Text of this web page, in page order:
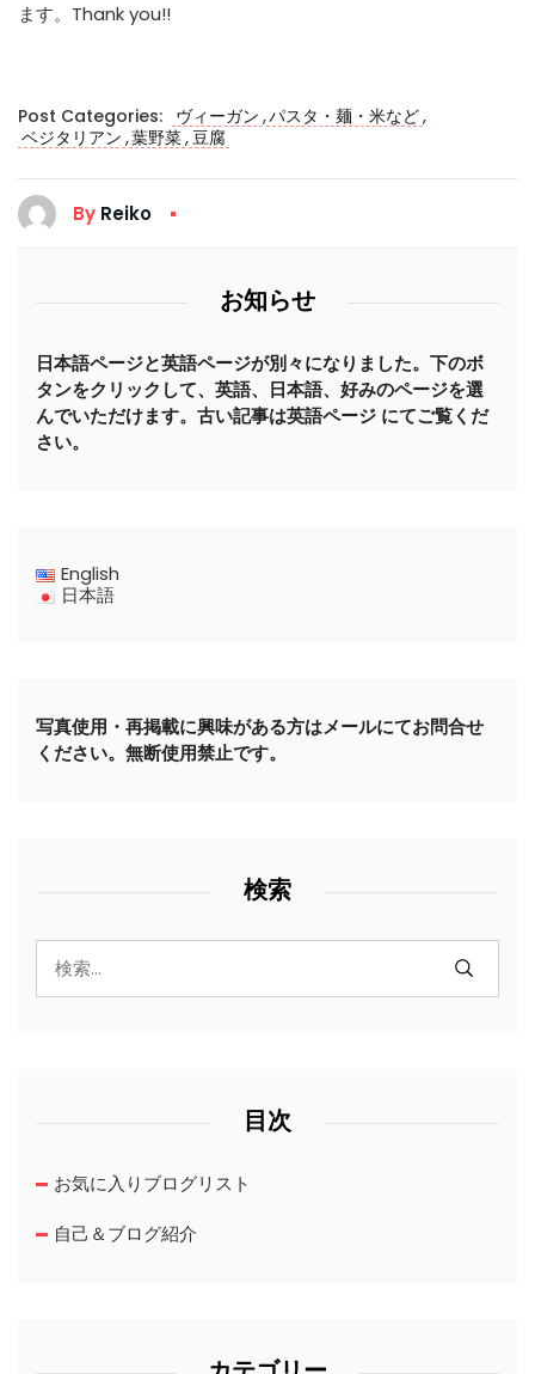
ます。Thank you!!
Post Categories: ヴィーガン ,パスタ・麺・米など,
ベジタリアン ,葉野菜,豆腐
By Reiko
お知らせ
日本語ページと英語ページが別々になりました。下のボ
タンをクリックして、英語、日本語、好みのページを選
んでいただけます。古い記事は英語ページ にてご覧くだ
さい。
English
日本語
写真使用・再掲載に興味がある方はメールにてお問合せ
ください。無断使用禁止です。
検索
目次
お気に入りブログリスト
自己＆ブログ紹介